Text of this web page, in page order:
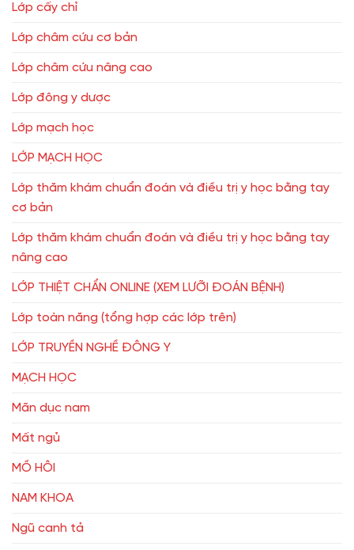
Lớp cấy chỉ
Lớp châm cứu cơ bản
Lớp châm cứu nâng cao
Lớp đông y dược
Lớp mạch học
LỚP MẠCH HỌC
Lớp thăm khám chuẩn đoán và điều trị y học bằng tay
cơ bản
Lớp thăm khám chuẩn đoán và điều trị y học bằng tay
nâng cao
LỚP THIỆT CHẨN ONLINE (XEM LƯỠI ĐOÁN BỆNH)
Lớp toàn năng (tổng hợp các lớp trên)
LỚP TRUYỀN NGHỀ ĐÔNG Y
MẠCH HỌC
Mãn dục nam
Mất ngủ
MỒ HÔI
NAM KHOA
Ngũ canh tả